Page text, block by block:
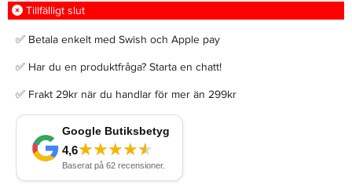
Tillfälligt slut
✅ Betala enkelt med Swish och Apple pay
✅ Har du en produktfråga? Starta en chatt!
✅ Frakt 29kr när du handlar för mer än 299kr